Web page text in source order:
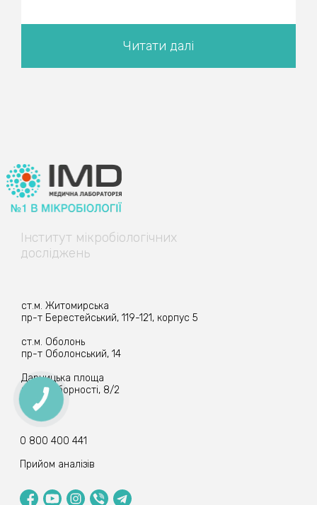
Читати далі
Інститут мікробіологічних
досліджень
ст.м. Житомирська
пр-т Берестейський, 119-121, корпус 5
ст.м. Оболонь
пр-т Оболонський, 14
Дарницька площа
пр-т Соборності, 8/2
0 800 400 441
Прийом аналізів
КНОПКА
ЗВ'ЯЗКУ